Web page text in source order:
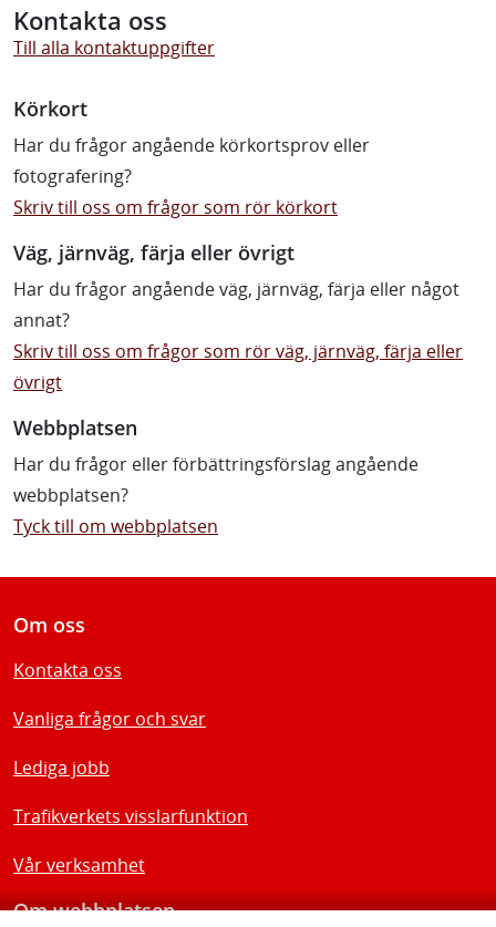
Kontakta oss
Till alla kontaktuppgifter
Körkort
Har du frågor angående körkortsprov eller
fotografering?
Skriv till oss om frågor som rör körkort
Väg, järnväg, färja eller övrigt
Har du frågor angående väg, järnväg, färja eller något
annat?
Skriv till oss om frågor som rör väg, järnväg, färja eller
övrigt
Webbplatsen
Har du frågor eller förbättringsförslag angående
webbplatsen?
Tyck till om webbplatsen
Om oss
Kontakta oss
Vanliga frågor och svar
Lediga jobb
Trafikverkets visslarfunktion
Vår verksamhet
Om webbplatsen